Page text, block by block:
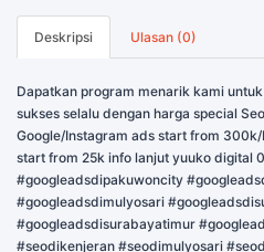
Deskripsi Ulasan (0)
Dapatkan program menarik kami
sukses selalu dengan harga special
Google/Instagram ads start from
start from 25k info lanjut yuuko digital
#googleadsdipakuwoncity
#googleadsdimulyosari
#googleadsdisurabayatimur
#seodikenjeran #seodimulyosari